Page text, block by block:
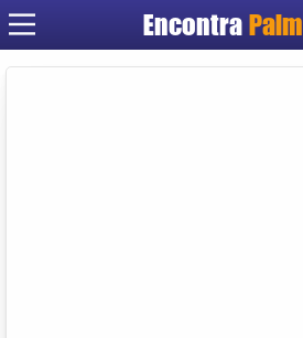
Encontra